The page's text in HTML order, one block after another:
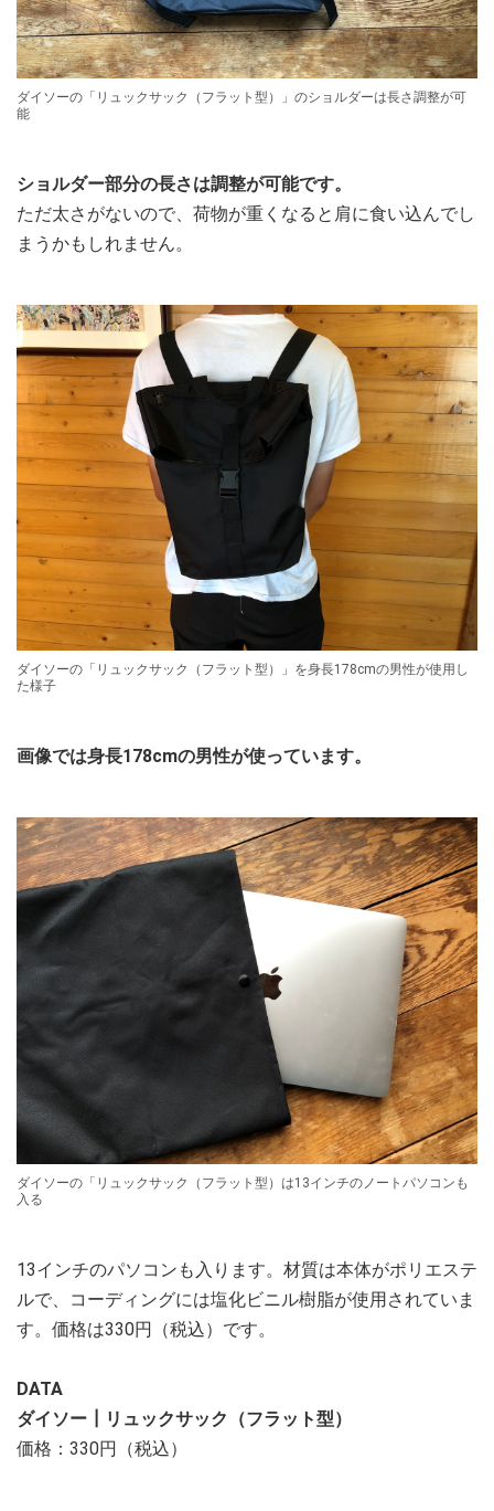
ダイソーの「リュックサック（フラット型）」のショルダーは長さ調整が可
能
ショルダー部分の長さは調整が可能です。
ただ太さがないので、荷物が重くなると肩に食い込んでし
まうかもしれません。
ダイソーの「リュックサック（フラット型）」を身長178cmの男性が使用し
た様子
画像では身長178cmの男性が使っています。
ダイソーの「リュックサック（フラット型）は13インチのノートパソコンも
入る
13インチのパソコンも入ります。材質は本体がポリエステ
ルで、コーディングには塩化ビニル樹脂が使用されていま
す。価格は330円（税込）です。
DATA
ダイソー┃リュックサック（フラット型）
価格：330円（税込）